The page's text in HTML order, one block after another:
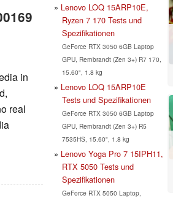
in
real
Lenovo LOQ 15ARP10E,
Ryzen 7 170 Tests und
Spezifikationen
GeForce RTX 3050 6GB Laptop
GPU, Rembrandt (Zen 3+) R7 170,
15.60", 1.8 kg
Lenovo LOQ 15ARP10E
Tests und Spezifikationen
GeForce RTX 3050 6GB Laptop
GPU, Rembrandt (Zen 3+) R5
7535HS, 15.60", 1.8 kg
Lenovo Yoga Pro 7 15IPH11,
RTX 5050 Tests und
Spezifikationen
GeForce RTX 5050 Laptop,